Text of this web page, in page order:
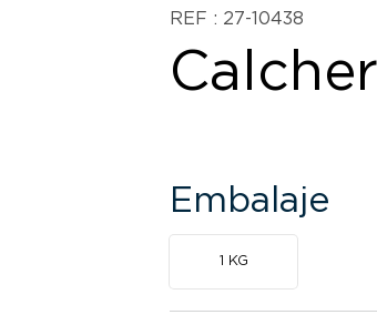
REF : 27-10438
Embalaje
1 KG